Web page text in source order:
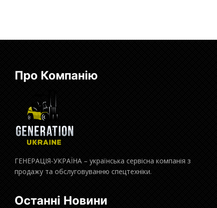
Про Компанію
ГЕНЕРАЦІЯ-УКРАЇНА – українська сервісна компанія з
продажу та обслуговуванню спецтехніки.
Останні Новини